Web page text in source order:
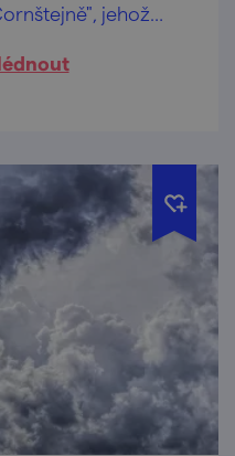
jehož
ležení.